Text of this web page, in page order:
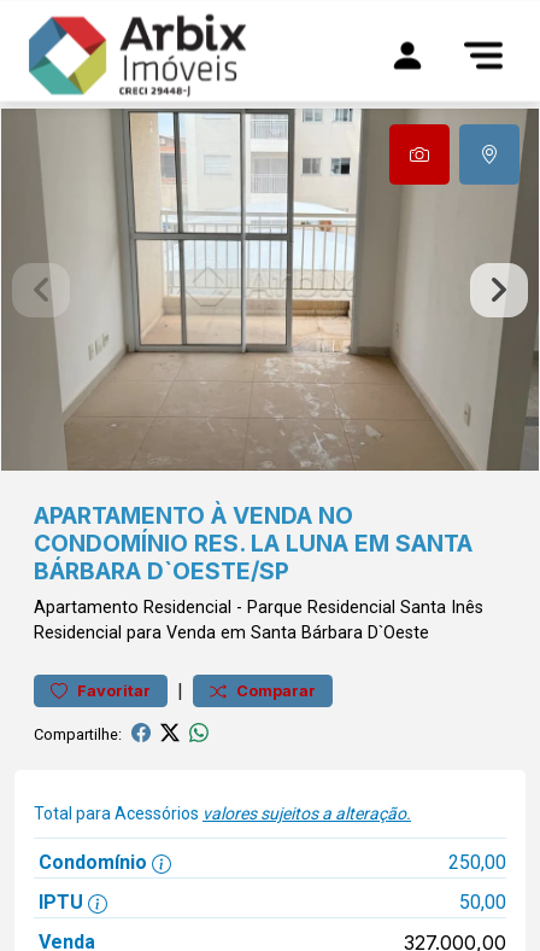
APARTAMENTO À VENDA NO
CONDOMÍNIO RES. LA LUNA EM SANTA
BÁRBARA D`OESTE/SP
Apartamento Residencial - Parque Residencial Santa Inês
Residencial para Venda em Santa Bárbara D`Oeste
Favoritar | Comparar
Compartilhe:
Total para Acessórios valores sujeitos a alteração.
Condomínio
250,00
IPTU
50,00
Venda
327.000,00